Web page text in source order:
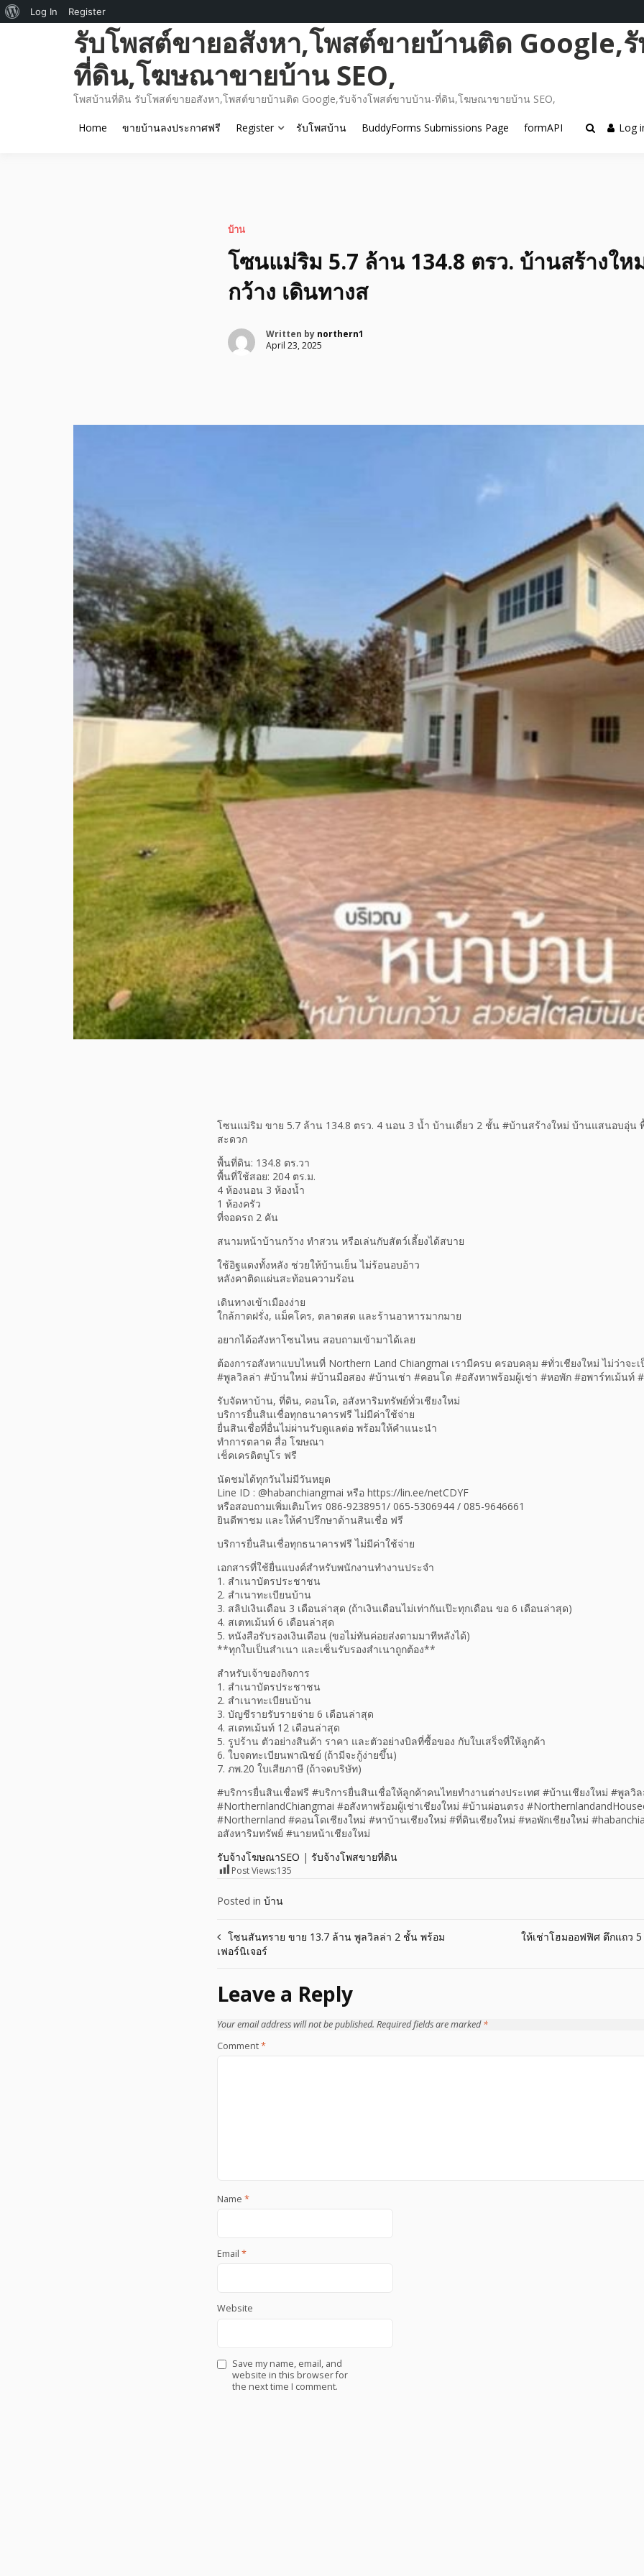
รับโพสต์ขายอสังหา,โพสต์ขายบ้านติด Google,
ที่ดิน,โฆษณาขายบ้าน SEO,
โพสบ้านที่ดิน รับโพสต์ขายอสังหา,โพสต์ขายบ้านติด Google,รับจ้างโพสต์ขาบบ้าน-ที่ดิน,โฆษณาขายบ้าน SEO,
Home ขายบ้านลงประกาศฟรี Register รับโพสบ้าน BuddyForms Submissions Page formAPI Log
บ้าน
โซนแม่ริม 5.7 ล้าน 134.8 ตรว. บ้านสร้างใ
กว้าง เดินทางส
Written by northern1
April 23, 2025
โซนแม่ริม ขาย 5.7 ล้าน 134.8 ตรว. 4 นอน 3 น้ำ บ้านเดี่ยว 2 ชั้น #บ้านสร้างใหม่ บ้านแสนอบอุ่น
สะดวก
พื้นที่ดิน: 134.8 ตร.วา
พื้นที่ใช้สอย: 204 ตร.ม.
4 ห้องนอน 3 ห้องน้ำ
1 ห้องครัว
ที่จอดรถ 2 คัน
สนามหน้าบ้านกว้าง ทำสวน หรือเล่นกับสัตว์เลี้ยงได้สบาย
ใช้อิฐแดงทั้งหลัง ช่วยให้บ้านเย็น ไม่ร้อนอบอ้าว
หลังคาติดแผ่นสะท้อนความร้อน
เดินทางเข้าเมืองง่าย
ใกล้กาดฝรั่ง, แม็คโคร, ตลาดสด และร้านอาหารมากมาย
อยากได้อสังหาโซนไหน สอบถามเข้ามาได้เลย
ต้องการอสังหาแบบไหนที่ Northern Land Chiangmai เรามีครบ ครอบคลุม #ทั่วเชียงใหม่ ไม่ว่าจะเ
#พูลวิลล่า #บ้านใหม่ #บ้านมือสอง #บ้านเช่า #คอนโด #อสังหาพร้อมผู้เช่า #หอพัก #อพาร์ทเม้นท์
รับจัดหาบ้าน, ที่ดิน, คอนโด, อสังหาริมทรัพย์ทั่วเชียงใหม่
บริการยื่นสินเชื่อทุกธนาคารฟรี ไม่มีค่าใช้จ่าย
ยื่นสินเชื่อที่อื่นไม่ผ่านรับดูแลต่อ พร้อมให้คำแนะนำ
ทำการตลาด สื่อ โฆษณา
เช็คเครดิตบูโร ฟรี
นัดชมได้ทุกวันไม่มีวันหยุด
Line ID : @habanchiangmai หรือ https://lin.ee/netCDYF
หรือสอบถามเพิ่มเติมโทร 086-9238951/ 065-5306944 / 085-9646661
ยินดีพาชม และให้คำปรึกษาด้านสินเชื่อ ฟรี
บริการยื่นสินเชื่อทุกธนาคารฟรี ไม่มีค่าใช้จ่าย
เอกสารที่ใช้ยื่นแบงค์สำหรับพนักงานทำงานประจำ
1. สำเนาบัตรประชาชน
2. สำเนาทะเบียนบ้าน
3. สลิปเงินเดือน 3 เดือนล่าสุด (ถ้าเงินเดือนไม่เท่ากันเป๊ะทุกเดือน ขอ 6 เดือนล่าสุด)
4. สเตทเม้นท์ 6 เดือนล่าสุด
5. หนังสือรับรองเงินเดือน (ขอไม่ทันค่อยส่งตามมาทีหลังได้)
**ทุกใบเป็นสำเนา และเซ็นรับรองสำเนาถูกต้อง**
สำหรับเจ้าของกิจการ
1. สำเนาบัตรประชาชน
2. สำเนาทะเบียนบ้าน
3. บัญชีรายรับรายจ่าย 6 เดือนล่าสุด
4. สเตทเม้นท์ 12 เดือนล่าสุด
5. รูปร้าน ตัวอย่างสินค้า ราคา และตัวอย่างบิลที่ซื้อของ กับใบเสร็จที่ให้ลูกค้า
6. ใบจดทะเบียนพาณิชย์ (ถ้ามีจะกู้ง่ายขึ้น)
7. ภพ.20 ใบเสียภาษี (ถ้าจดบริษัท)
#บริการยื่นสินเชื่อฟรี #บริการยื่นสินเชื่อให้ลูกค้าคนไทยทำงานต่างประเทศ #บ้านเชียงใหม่ #พูลวิล
#NorthernlandChiangmai #อสังหาพร้อมผู้เช่าเชียงใหม่ #บ้านผ่อนตรง
#Northernland #คอนโดเชียงใหม่ #หาบ้านเชียงใหม่ #ที่ดินเชียงใหม่ #หอพักเชียงใหม่
อสังหาริมทรัพย์ #นายหน้าเชียงใหม่
รับจ้างโฆษณาSEO | รับจ้างโพสขายที่ดิน
Post Views:135
Posted in บ้าน
Post
โซนสันทราย ขาย 13.7 ล้าน พูลวิลล่า 2 ชั้น พร้อม
เฟอร์นิเจอร์
ให้เช่าโฮมออฟฟิศ ตึกแถว
Leave a Reply
Your email address will not be published. Required fields are marked*
Comment*
Name *
Email *
Website
Save my name, email, and
website in this browser for
the next time I comment.
About
Log In Register